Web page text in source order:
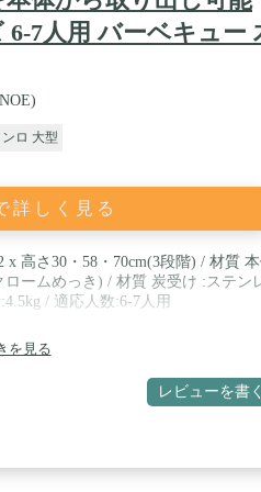
7人用 バーベキュー
ロ 大型
詳しく見る
高さ30・58・70cm(3段階) / 材質
ームめっき) / 材質 炭受け :ステン
/ 適応人数:6-7人用
を見る
レビューを書く